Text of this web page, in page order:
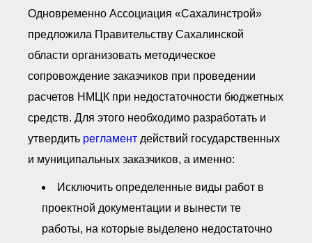
Одновременно Ассоциация «Сахалинстрой»
предложила Правительству Сахалинской
области организовать методическое
сопровождение заказчиков при проведении
расчетов НМЦК при недостаточности бюджетных
средств. Для этого необходимо разработать и
утвердить регламент действий государственных
и муниципальных заказчиков, а именно:
Исключить определенные виды работ в
проектной документации и вынести те
работы, на которые выделено недостаточно